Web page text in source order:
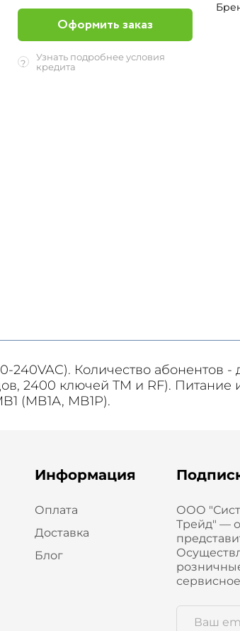
Оформить заказ
?
Узнать подробнее условия
кредита
Количество абонентов -
2400 ключей TM и RF). Питание
(МВ1А, МВ1Р).
Информация
Оплата
Доставка
Блог
ООО
Трейд" —